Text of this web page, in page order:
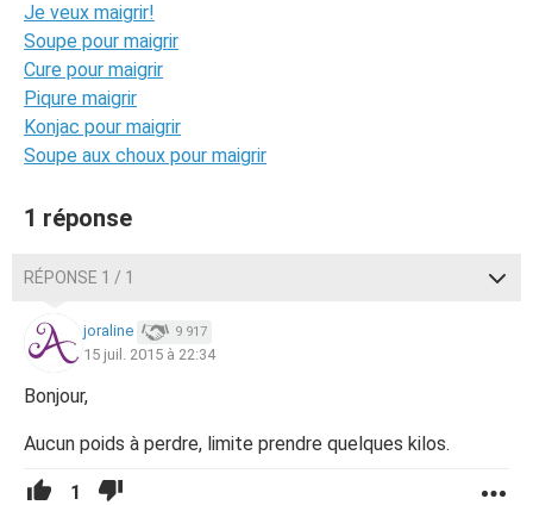
Je veux maigrir!
Soupe pour maigrir
Cure pour maigrir
Piqure maigrir
Konjac pour maigrir
Soupe aux choux pour maigrir
1 réponse
RÉPONSE 1 / 1
joraline 9 917
15 juil. 2015 à 22:34
Bonjour,
Aucun poids à perdre, limite prendre quelques kilos.
1